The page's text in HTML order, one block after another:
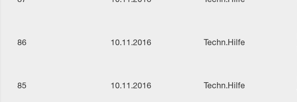
86 10.11.2016 Techn.Hilfe
85 10.11.2016 Techn.Hilfe